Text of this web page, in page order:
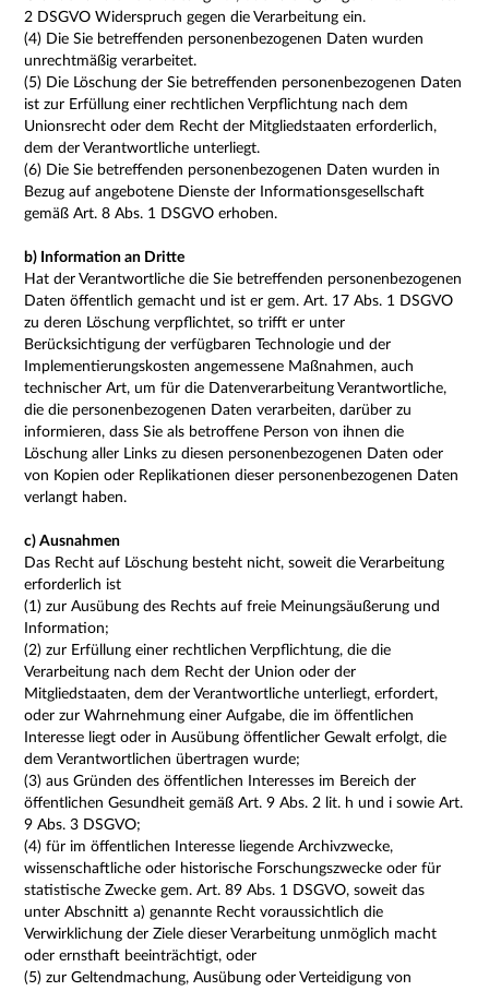
2 DSGVO Widerspruch gegen die Verarbeitung ein.
(4) Die Sie betreffenden personenbezogenen Daten wurden
unrechtmäßig verarbeitet.
(5) Die Löschung der Sie betreffenden personenbezogenen Daten
ist zur Erfüllung einer rechtlichen Verpflichtung nach dem
Unionsrecht oder dem Recht der Mitgliedstaaten erforderlich,
dem der Verantwortliche unterliegt.
(6) Die Sie betreffenden personenbezogenen Daten wurden in
Bezug auf angebotene Dienste der Informationsgesellschaft
gemäß Art. 8 Abs. 1 DSGVO erhoben.
b) Information an Dritte
Hat der Verantwortliche die Sie betreffenden personenbezogenen
Daten öffentlich gemacht und ist er gem. Art. 17 Abs. 1 DSGVO
zu deren Löschung verpflichtet, so trifft er unter
Berücksichtigung der verfügbaren Technologie und der
Implementierungskosten angemessene Maßnahmen, auch
technischer Art, um für die Datenverarbeitung Verantwortliche,
die die personenbezogenen Daten verarbeiten, darüber zu
informieren, dass Sie als betroffene Person von ihnen die
Löschung aller Links zu diesen personenbezogenen Daten oder
von Kopien oder Replikationen dieser personenbezogenen Daten
verlangt haben.
c) Ausnahmen
Das Recht auf Löschung besteht nicht, soweit die Verarbeitung
erforderlich ist
(1) zur Ausübung des Rechts auf freie Meinungsäußerung und
Information;
(2) zur Erfüllung einer rechtlichen Verpflichtung, die die
Verarbeitung nach dem Recht der Union oder der
Mitgliedstaaten, dem der Verantwortliche unterliegt, erfordert,
oder zur Wahrnehmung einer Aufgabe, die im öffentlichen
Interesse liegt oder in Ausübung öffentlicher Gewalt erfolgt, die
dem Verantwortlichen übertragen wurde;
(3) aus Gründen des öffentlichen Interesses im Bereich der
öffentlichen Gesundheit gemäß Art. 9 Abs. 2 lit. h und i sowie Art.
9 Abs. 3 DSGVO;
(4) für im öffentlichen Interesse liegende Archivzwecke,
wissenschaftliche oder historische Forschungszwecke oder für
statistische Zwecke gem. Art. 89 Abs. 1 DSGVO, soweit das
unter Abschnitt a) genannte Recht voraussichtlich die
Verwirklichung der Ziele dieser Verarbeitung unmöglich macht
oder ernsthaft beeinträchtigt, oder
(5) zur Geltendmachung, Ausübung oder Verteidigung von